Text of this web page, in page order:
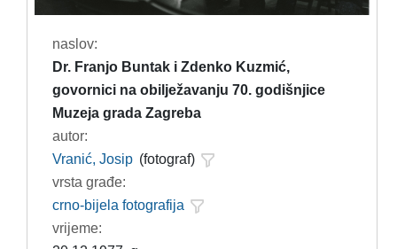
naslov:
Dr. Franjo Buntak i Zdenko Kuzmić,
govornici na obilježavanju 70. godišnjice
Muzeja grada Zagreba
autor:
Vranić, Josip (fotograf)
vrsta građe:
crno-bijela fotografija
vrijeme: